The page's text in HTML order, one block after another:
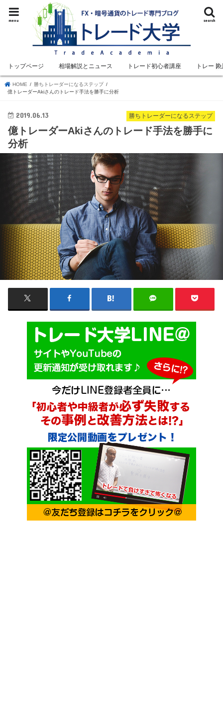
search
menu
トップページ 相場解説とニュース トレード初心者講座 トレード
HOME
勝ちトレーダーになるステップ
億トレーダーAkiさんのトレード手法を勝手に分析
勝ちトレーダーになるステップ
2019.06.13
億トレーダーAkiさんのトレード手法を勝手に
分析